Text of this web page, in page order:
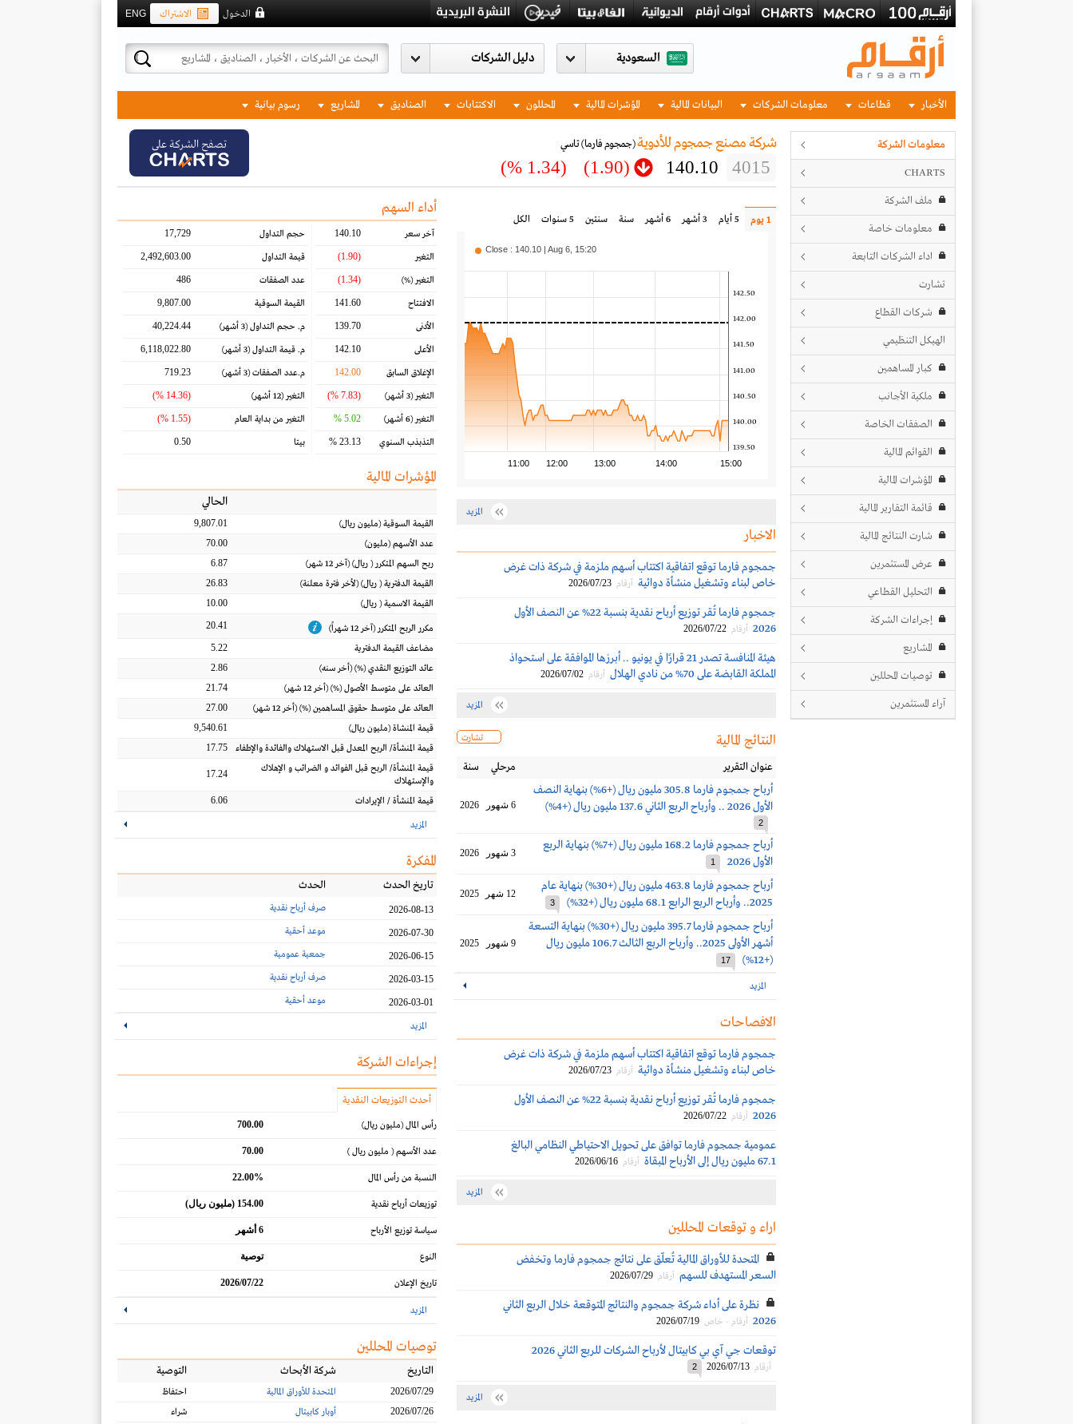
ENG الاشتراك الدخول
السعودية
الأخبار قطاعات معلومات الشركات البيانات المالية المؤشرات المالية المحللون الاكتتابات الصناديق المشاريع رسوم بيانية
معلومات الشركة
CHARTS
ملف الشركة
معلومات خاصة
اداء الشركات التابعة
تشارت
شركات القطاع
الهيكل التنظيمي
كبار المساهمين
ملكية الأجانب
الصفقات الخاصة
القوائم المالية
المؤشرات المالية
قائمة التقارير المالية
شارت النتائج المالية
عرض المستثمرين
التحليل القطاعي
إجراءات الشركة
المشاريع
توصيات المحللين
آراء المستثمرين
شركة مصنع جمجوم للأدوية(جمجوم فارما)تاسي
4015
140.10
(1.90)
(1.34 %)
تصفح الشركة على
1 يوم 5 أيام 3 أشهر 6 أشهر سنة سنتين 5 سنوات الكل
11:00 12:00 13:00 14:00 15:00
139.50
140.00
140.50
141.00
141.50
142.00
142.50
Close : 140.10 | Aug 6, 15:20
المزيد
الاخبار
جمجوم فارما توقع اتفاقية اكتتاب أسهم ملزمة في شركة ذات غرض
خاص لبناء وتشغيل منشأة دوائية أرقام 2026/07/23
جمجوم فارما تُقر توزيع أرباح نقدية بنسبة 22% عن النصف الأول
2026 أرقام 2026/07/22
هيئة المنافسة تصدر 21 قرارًا في يونيو .. أبرزها الموافقة على استحواذ
المملكة القابضة على 70% من نادي الهلال
أرقام 2026/07/02
المزيد
تشارت النتائج المالية
عنوان التقرير مرحلي سنة
أرباح جمجوم فارما 305.8 مليون ريال (+6%) بنهاية النصف
الأول 2026 .. وأرباح الربع الثاني 137.6 مليون ريال (+4%)
2
6 شهور 2026
أرباح جمجوم فارما 168.2 مليون ريال (+7%) بنهاية الربع
الأول 2026
1
3 شهور 2026
أرباح جمجوم فارما 463.8 مليون ريال (+30%) بنهاية عام
2025.. وأرباح الربع الرابع 68.1 مليون ريال (+32%)
3
12 شهر 2025
أرباح جمجوم فارما 395.7 مليون ريال (+30%) بنهاية التسعة
أشهر الأولى 2025.. وأرباح الربع الثالث 106.7 مليون ريال
(+12%)
17
9 شهور 2025
المزيد
الافصاحات
جمجوم فارما توقع اتفاقية اكتتاب أسهم ملزمة في شركة ذات غرض
خاص لبناء وتشغيل منشأة دوائية أرقام 2026/07/23
جمجوم فارما تُقر توزيع أرباح نقدية بنسبة 22% عن النصف الأول
2026 أرقام 2026/07/22
عمومية جمجوم فارما توافق على تحويل الاحتياطي النظامي البالغ
67.1 مليون ريال إلى الأرباح المبقاة
أرقام 2026/06/16
المزيد
اراء و توقعات المحللين
المتحدة للأوراق المالية تُعلّق على نتائج جمجوم فارما وتخفض
السعر المستهدف للسهم أرقام 2026/07/29
نظرة على أداء شركة جمجوم والنتائج المتوقعة خلال الربع الثاني
2026 أرقام - خاص 2026/07/19
توقعات جي آي بي كابيتال لأرباح الشركات للربع الثاني 2026
أرقام 2026/07/13
2
المزيد
أداء السهم
آخر سعر 140.10
التغير (1.90)
التغير(%)
(1.34)
الافتتاح 141.60
الأدنى 139.70
الأعلى 142.10
الإغلاق السابق 142.00
التغير(3 أشهر) (7.83 %)
التغير(6 أشهر) 5.02 %
التذبذب السنوي 23.13 %
حجم التداول 17,729
قيمة التداول 2,492,603.00
عدد الصفقات 486
القيمة السوقية 9,807.00
م. حجم التداول(3 أشهر) 40,224.44
م. قيمة التداول(3 أشهر) 6,118,022.80
م.عدد الصفقات(3 أشهر) 719.23
التغير(12 أشهر) (14.36 %)
التغير من بداية العام (1.55 %)
بيتا 0.50
المؤشرات المالية
الحالي
القيمة السوقية(مليون ريال)
9,807.01
عدد الأسهم(مليون)
70.00
ربح السهم المتكرر( ريال) (آخر 12 شهر)
6.87
القيمة الدفترية( ريال) (لأخر فترة معلنة)
26.83
القيمة الاسمية( ريال)
10.00
مكرر الربح المتكرر (آخر 12 شهراً) 20.41
مضاعف القيمة الدفترية
5.22
عائد التوزيع النقدي(%) (أخر سنه)
2.86
العائد على متوسط الأصول(%) (أخر 12 شهر)
21.74
العائد على متوسط حقوق المساهمين(%) (أخر 12 شهر)
27.00
قيمة المنشاة(مليون ريال)
9,540.61
قيمة المنشأة/ الربح المعدل قبل الاستهلاك والفائدة والإطفاء
17.75
قيمة المنشأة/ الربح قبل الفوائد و الضرائب و الإهلاك
والإستهلاك
17.24
قيمة المنشأة / الإيرادات 6.06
المزيد
المفكرة
تاريخ الحدث الحدث
2026-08-13 صرف أرباح نقدية
2026-07-30 موعد أحقية
2026-06-15 جمعية عمومية
2026-03-15 صرف أرباح نقدية
2026-03-01 موعد أحقية
المزيد
إجراءات الشركة
أحدث التوزيعات النقدية
رأس المال(مليون ريال) 700.00
عدد الأسهم( مليون ريال ) 70.00
النسبة من رأس المال 22.00%
توزيعات أرباح نقدية 154.00 (مليون ريال)
سياسة توزيع الأرباح 6 أشهر
النوع توصية
تاريخ الإعلان 2026/07/22
المزيد
توصيات المحللين
التاريخ شركة الأبحاث التوصية
2026/07/29 المتحدة للأوراق المالية
احتفاظ
2026/07/26
أوبار كابيتال
شراء